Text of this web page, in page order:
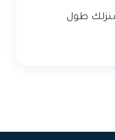
منزلك طول